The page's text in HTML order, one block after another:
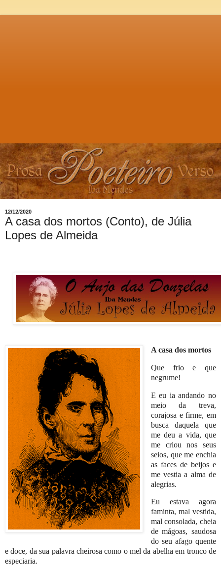
12/12/2020
A casa dos mortos (Conto), de Júlia
Lopes de Almeida
A casa dos mortos
Que frio e que
negrume!
E eu ia andando no
meio da treva,
corajosa e firme, em
busca daquela que
me deu a vida, que
me criou nos seus
seios, que me enchia
as faces de beijos e
me vestia a alma de
alegrias.
Eu estava agora
faminta, mal vestida,
mal consolada, cheia
de mágoas, saudosa
do seu afago quente
e doce, da sua palavra cheirosa como o mel da abelha em tronco de
especiaria.